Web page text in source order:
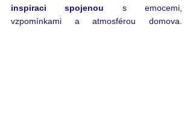
inspiraci spojenou s emocemi,
vzpomínkami a atmosférou domova.